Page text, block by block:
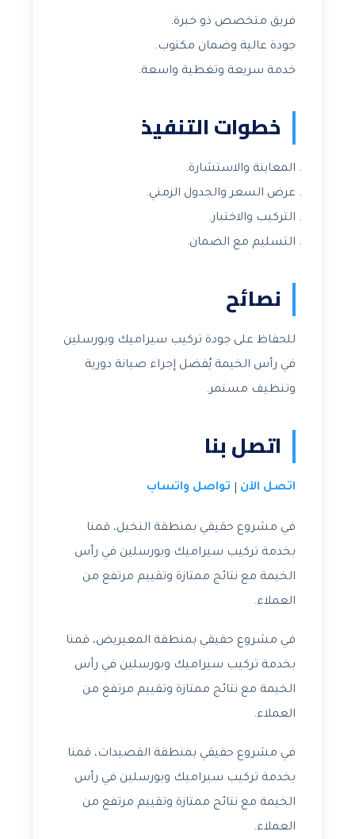
فريق متخصص ذو خبرة.
جودة عالية وضمان مكتوب.
خدمة سريعة وتغطية واسعة.
خطوات التنفيذ
المعاينة والاستشارة.
عرض السعر والجدول الزمني.
التركيب والاختبار.
التسليم مع الضمان.
نصائح
للحفاظ على جودة تركيب سيراميك وبورسلين
في رأس الخيمة يُفضل إجراء صيانة دورية
وتنظيف مستمر.
اتصل بنا
اتصل الآن تواصل واتساب
في مشروع حقيقي بمنطقة النخيل، قمنا
بخدمة تركيب سيراميك وبورسلين في رأس
الخيمة مع نتائج ممتازة وتقييم مرتفع من
العملاء.
في مشروع حقيقي بمنطقة المعيريض، قمنا
بخدمة تركيب سيراميك وبورسلين في رأس
الخيمة مع نتائج ممتازة وتقييم مرتفع من
العملاء.
في مشروع حقيقي بمنطقة القصيدات، قمنا
بخدمة تركيب سيراميك وبورسلين في رأس
الخيمة مع نتائج ممتازة وتقييم مرتفع من
العملاء.